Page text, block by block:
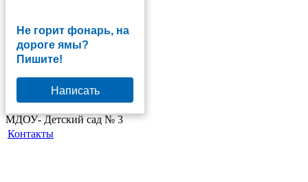
Не горит фонарь, на
дороге ямы?
Пишите!
Написать
МДОУ- Детский сад № 3
Контакты